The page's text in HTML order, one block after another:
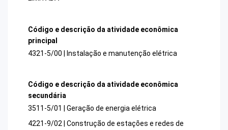
Código e descrição da atividade econômica
principal
4321-5/00 | Instalação e manutenção elétrica
Código e descrição da atividade econômica
secundária
3511-5/01 | Geração de energia elétrica
4221-9/02 | Construção de estações e redes de